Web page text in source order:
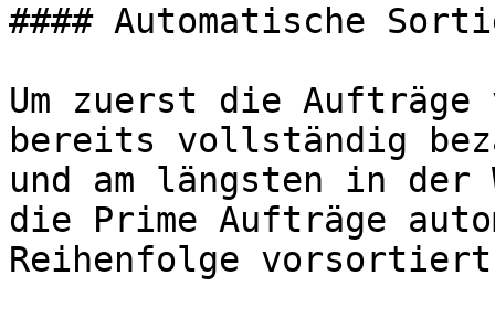
#### Automatische
Um zuerst die Aufträge
bereits vollständig
und am längsten in der
die Prime Aufträge
Reihenfolge